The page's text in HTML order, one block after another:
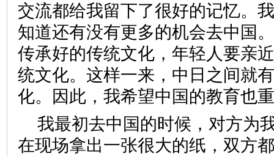
交流都给我留下了很好的记忆。
知道还有没有更多的机会去中国
传承好的传统文化，年轻人要亲
统文化。这样一来，中日之间就
化。因此，我希望中国的教育
我最初去中国的时候，对方为
在现场拿出一张很大的纸，双方